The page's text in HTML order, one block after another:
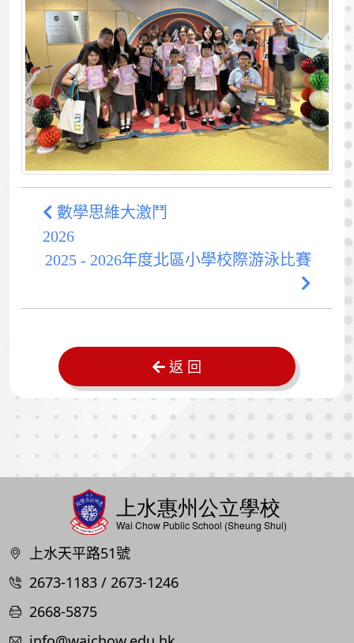
數學思維大激鬥
2026
2025 - 2026年度北區小學校際游泳比賽
返 回
上水天平路51號
2673-1183 / 2673-1246
2668-5875